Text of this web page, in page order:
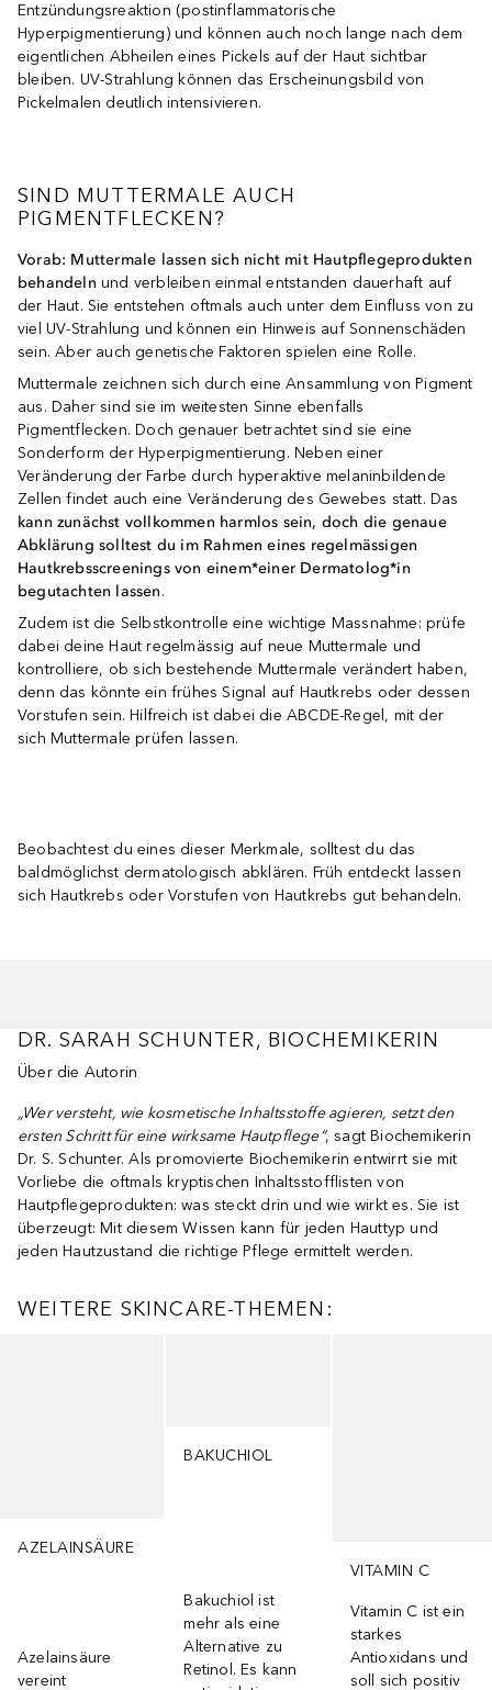
Entzündungsreaktion (postinflammatorische
Hyperpigmentierung) und können auch noch lange nach dem
eigentlichen Abheilen eines Pickels auf der Haut sichtbar
bleiben. UV-Strahlung können das Erscheinungsbild von
Pickelmalen deutlich intensivieren.
SIND MUTTERMALE AUCH
PIGMENTFLECKEN?
Vorab: Muttermale lassen sich nicht mit Hautpflegeprodukten
behandeln und verbleiben einmal entstanden dauerhaft auf
der Haut. Sie entstehen oftmals auch unter dem Einfluss von zu
viel UV-Strahlung und können ein Hinweis auf Sonnenschäden
sein. Aber auch genetische Faktoren spielen eine Rolle.
Muttermale zeichnen sich durch eine Ansammlung von Pigment
aus. Daher sind sie im weitesten Sinne ebenfalls
Pigmentflecken. Doch genauer betrachtet sind sie eine
Sonderform der Hyperpigmentierung. Neben einer
Veränderung der Farbe durch hyperaktive melaninbildende
Zellen findet auch eine Veränderung des Gewebes statt. Das
kann zunächst vollkommen harmlos sein, doch die genaue
Abklärung solltest du im Rahmen eines regelmässigen
Hautkrebsscreenings von einem*einer Dermatolog*in
begutachten lassen.
Zudem ist die Selbstkontrolle eine wichtige Massnahme: prüfe
dabei deine Haut regelmässig auf neue Muttermale und
kontrolliere, ob sich bestehende Muttermale verändert haben,
denn das könnte ein frühes Signal auf Hautkrebs oder dessen
Vorstufen sein. Hilfreich ist dabei die ABCDE-Regel, mit der
sich Muttermale prüfen lassen.
Beobachtest du eines dieser Merkmale, solltest du das
baldmöglichst dermatologisch abklären. Früh entdeckt lassen
sich Hautkrebs oder Vorstufen von Hautkrebs gut behandeln.
DR. SARAH SCHUNTER, BIOCHEMIKERIN
Über die Autorin
„Wer versteht, wie kosmetische Inhaltsstoffe agieren, setzt den
ersten Schritt für eine wirksame Hautpflege“, sagt Biochemikerin
Dr. S. Schunter. Als promovierte Biochemikerin entwirrt sie mit
Vorliebe die oftmals kryptischen Inhaltsstofflisten von
Hautpflegeprodukten: was steckt drin und wie wirkt es. Sie ist
überzeugt: Mit diesem Wissen kann für jeden Hauttyp und
jeden Hautzustand die richtige Pflege ermittelt werden.
WEITERE SKINCARE-THEMEN:
AZELAINSÄURE
Azelainsäure
vereint
BAKUCHIOL
Bakuchiol ist
mehr als eine
Alternative zu
Retinol. Es kann
VITAMIN C
Vitamin C ist ein
starkes
Antioxidans und
soll sich positiv